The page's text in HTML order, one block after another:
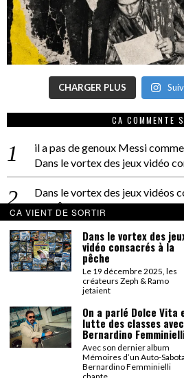
CHARGER PLUS
CA COMMENTE
il a pas de genoux Messi
Dans le vortex des jeux vidéo
Dans le vortex des jeux vidéos
PACÔME THIELLEMENT
La séance d’Hip Gnose
La Patrie
dans
On a parlé Dolce Vita et lutte
Bernardino Femminielli
carte noire negra à l'o tiededans
On a parlé Dolce Vita et lutte
Bernardino Femminielli
moise et son mascarédans
CA VIENT DE SORTIR
Dans le vortex des
vidéo consacrés à la
pêche
Le 19 décembre 2025, les
créateurs Zeph & Ramo
jetaient
On a parlé Dolce Vita
lutte des classes avec
Bernardino
Avec son dernier album
Mémoires d’un Auto-
Bernardino Femminielli